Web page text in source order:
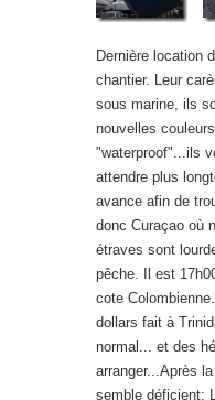
Dernière location
chantier. Leur
sous marine, ils
nouvelles
"waterproof"...ils
attendre plus
avance afin de
donc Curaçao où
étraves sont
pêche. Il est
cote
dollars fait à
normal... et des
arranger...Après
semble déficient: